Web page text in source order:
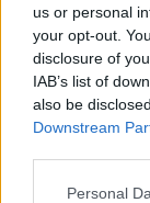
us or personal
your opt-out.
disclosure of
IAB’s list of
also be
Downstream
Please note
Personal